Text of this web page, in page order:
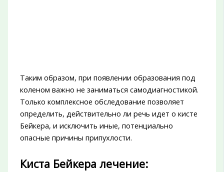
Таким образом, при появлении образования под
коленом важно не заниматься самодиагностикой.
Только комплексное обследование позволяет
определить, действительно ли речь идет о кисте
Бейкера, и исключить иные, потенциально
опасные причины припухлости.
Киста Бейкера лечение: